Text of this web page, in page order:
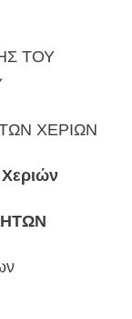
ΤΟΥ
ΧΕΡΙΩΝ